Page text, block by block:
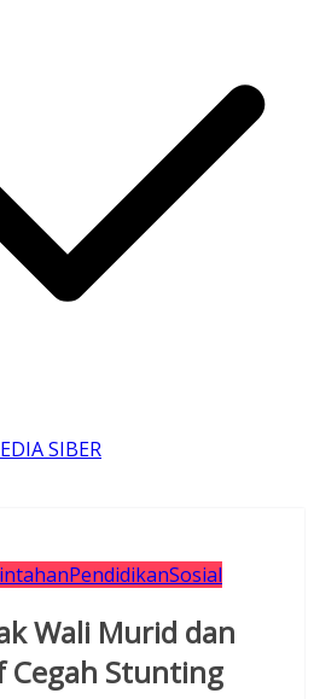
SIBER
PendidikanSosial
Wali Murid dan
Cegah Stunting